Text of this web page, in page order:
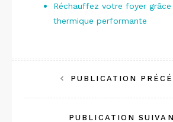
Réchauffez votre foyer
thermique performante
Navigation
de
PUBLICATION
PUBLICATION